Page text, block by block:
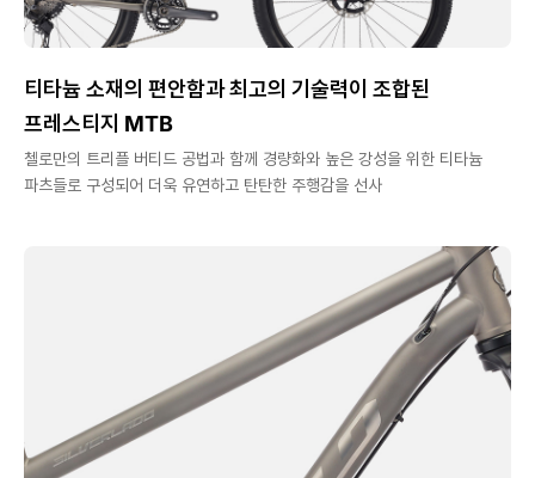
티타늄 소재의 편안함과 최고의 기술력이 조합된
프레스티지 MTB
첼로만의 트리플 버티드 공법과 함께 경량화와 높은 강성을 위한 티타늄
파츠들로 구성되어 더욱 유연하고 탄탄한 주행감을 선사